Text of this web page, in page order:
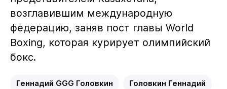
возглавившим международную
федерацию, заняв пост главы World
Boxing, которая курирует олимпийский
бокс.
Геннадий GGG Головкин Головкин Геннадий